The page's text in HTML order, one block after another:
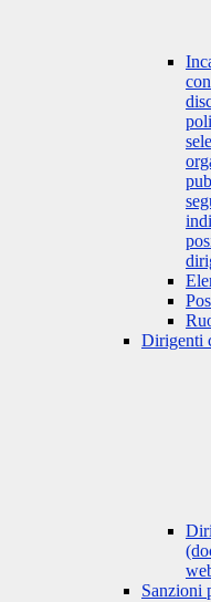
Dirigenti
Sanzioni